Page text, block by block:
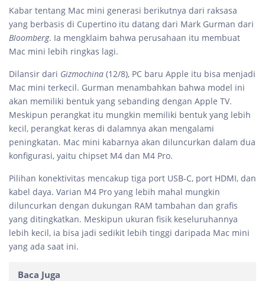
Kabar tentang Mac mini generasi berikutnya dari raksasa
yang berbasis di Cupertino itu datang dari Mark Gurman dari
Bloomberg. Ia mengklaim bahwa perusahaan itu membuat
Mac mini lebih ringkas lagi.
Dilansir dari Gizmochina (12/8), PC baru Apple itu bisa menjadi
Mac mini terkecil. Gurman menambahkan bahwa model ini
akan memiliki bentuk yang sebanding dengan Apple TV.
Meskipun perangkat itu mungkin memiliki bentuk yang lebih
kecil, perangkat keras di dalamnya akan mengalami
peningkatan. Mac mini kabarnya akan diluncurkan dalam dua
konfigurasi, yaitu chipset M4 dan M4 Pro.
Pilihan konektivitas mencakup tiga port USB-C, port HDMI, dan
kabel daya. Varian M4 Pro yang lebih mahal mungkin
diluncurkan dengan dukungan RAM tambahan dan grafis
yang ditingkatkan. Meskipun ukuran fisik keseluruhannya
lebih kecil, ia bisa jadi sedikit lebih tinggi daripada Mac mini
yang ada saat ini.
Baca Juga